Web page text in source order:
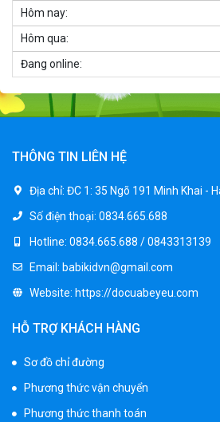
Xe ô tô điện trẻ
2.600.000 ₫
Xe ô tô điện trẻ
2.850.000 ₫
Xe máy điện trẻ em
1.650.000 ₫
1.530.000 ₫
1.950.000 ₫
Hôm nay:
Hôm qua:
Đang online:
THÔNG TIN LIÊN HỆ
Địa chỉ: ĐC 1: 35 Ngõ 191 Minh Khai -
Số điện thoại: 0834.665.688
Hotline: 0834.665.688 / 0843313139
Email: babikidvn@gmail.com
Website: https://docuabeyeu.com
HỖ TRỢ KHÁCH HÀNG
Sơ đồ chỉ đường
Phương thức vận chuyển
Phương thức thanh toán